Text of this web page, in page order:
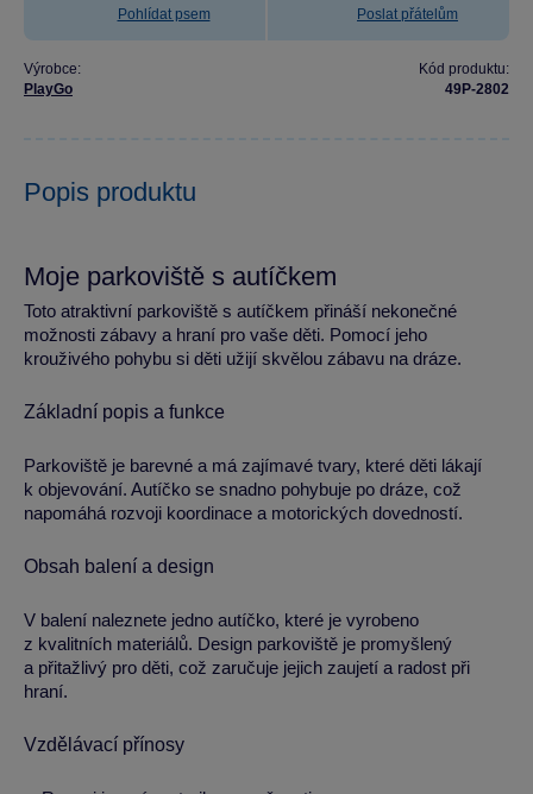
Pohlídat psem Poslat přátelům
Výrobce:
PlayGo
Kód produktu:
49P-2802
Popis produktu
Moje parkoviště s autíčkem
Toto atraktivní parkoviště s autíčkem přináší nekonečné
možnosti zábavy a hraní pro vaše děti. Pomocí jeho
krouživého pohybu si děti užijí skvělou zábavu na dráze.
Základní popis a funkce
Parkoviště je barevné a má zajímavé tvary, které děti lákají
k objevování. Autíčko se snadno pohybuje po dráze, což
napomáhá rozvoji koordinace a motorických dovedností.
Obsah balení a design
V balení naleznete jedno autíčko, které je vyrobeno
z kvalitních materiálů. Design parkoviště je promyšlený
a přitažlivý pro děti, což zaručuje jejich zaujetí a radost při
hraní.
Vzdělávací přínosy